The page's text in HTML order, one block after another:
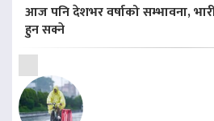
आज पनि देशभर वर्षाको सम्भावना,
हुन सक्ने